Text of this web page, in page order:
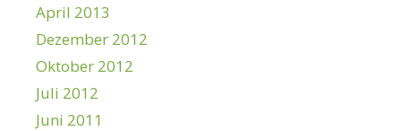
April 2013
Dezember 2012
Oktober 2012
Juli 2012
Juni 2011